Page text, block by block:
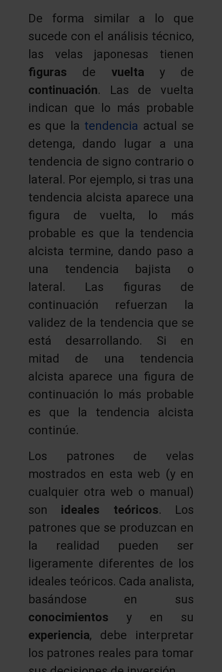
De forma similar a lo que
sucede con el análisis técnico,
las velas japonesas tienen
figuras de vuelta y de
continuación. Las de vuelta
indican que lo más probable
es que la tendencia actual se
detenga, dando lugar a una
tendencia de signo contrario o
lateral. Por ejemplo, si tras una
tendencia alcista aparece una
figura de vuelta, lo más
probable es que la tendencia
alcista termine, dando paso a
una tendencia bajista o
lateral. Las figuras de
continuación refuerzan la
validez de la tendencia que se
está desarrollando. Si en
mitad de una tendencia
alcista aparece una figura de
continuación lo más probable
es que la tendencia alcista
continúe.
Los patrones de velas
mostrados en esta web (y en
cualquier otra web o manual)
son ideales teóricos. Los
patrones que se produzcan en
la realidad pueden ser
ligeramente diferentes de los
ideales teóricos. Cada analista,
basándose en sus
conocimientos y en su
experiencia, debe interpretar
los patrones reales para tomar